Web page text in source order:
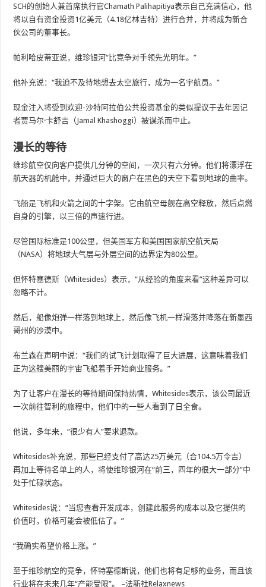
SCH的创始人兼首席执行官Chamath Palihapitiya表示自己充满信心，他
将以自有资金投资1亿美元（4.18亿林吉特）进行合并，并将成为新合
伙公司的董事长。
帕利哈皮蒂亚说，维珍银河“比竞争对手领先光明年。”
他补充说：“我迫不及待地想去太空旅行，成为一名宇航员。”
现金注入将受到欢迎-沙特阿拉伯公共投资基金的类似提议于去年因记
者贾马尔·卡舒吉（Jamal Khashoggi）被谋杀而中止。
漫长的等待
维珍航空仅向客户提供几分钟的空间，一次只有六分钟。他们将漂浮在
航天器的机舱中，并通过巨大的窗户在黑色的天空下看到地球的曲率。
飞船是飞机和火箭之间的十字架。它由航空母舰在高空释放，然后点燃
自身的引擎，以三倍的声速行进。
尽管国际标准是100公里，但美国军方和美国国家航空航天局
（NASA）将地球大气层与外层空间的边界定为80公里。
但怀特塞德斯（Whitesides）表示，“从经验的角度来看”这种差异可以
忽略不计。
然后，船像炮弹一样落到地球上，然后像飞机一样滑落并降落在新墨西
哥州的沙漠中。
布兰森在声明中说：“我们的试飞计划取得了巨大进展，这意味着我们
正为这艘美丽的宇宙飞船着手开始商业服务。”
为了让客户在漫长的等待期间保持热情，Whitesides表示，该公司最近
一次前往智利的旅程中，他们中的一些人看到了日全食。
他说，多年来，“很少有人”要求退款。
Whitesides补充说，那些已经支付了高达25万美元（合104.5万令吉）
再加上等待名单上的人，将使维珍银河在“前三，四年的很大一部分”中
处于忙碌状态。
Whitesides说：“当您查看开发成本，创建此服务的成本以及它提供的
价值时，价格可能会被低估了。”
“我确实希望价格上涨。”
至于维珍航空的竞争，怀特塞德斯说，他们也将有足够的业务，而且该
行业将在未来几年“产能受限”。 –法新社Relaxnews